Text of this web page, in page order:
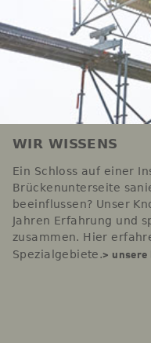
WIR WISSENS
Ein Schloss auf einer
Brückenunterseite
beeinflussen? Unser
Jahren Erfahrung und
zusammen. Hier
Spezialgebiete.> unsere